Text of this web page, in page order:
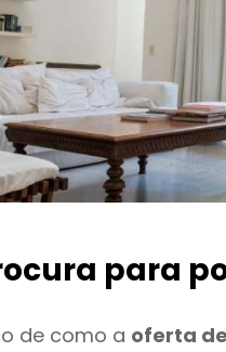
para
de como a oferta de